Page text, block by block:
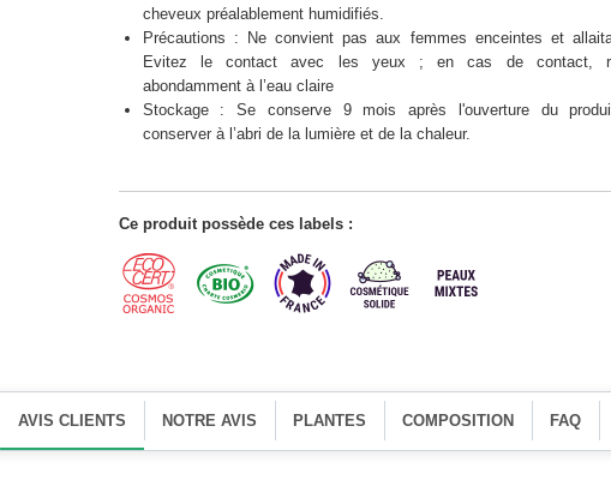
cheveux préalablement humidifiés.
Précautions : Ne convient pas aux femmes enceintes et
Evitez le contact avec les yeux ; en cas de contact,
abondamment à l’eau claire
Stockage : Se conserve 9 mois après l'ouverture du
conserver à l’abri de la lumière et de la chaleur.
Ce produit possède ces labels :
AVIS CLIENTS NOTRE AVIS PLANTES COMPOSITION FAQ